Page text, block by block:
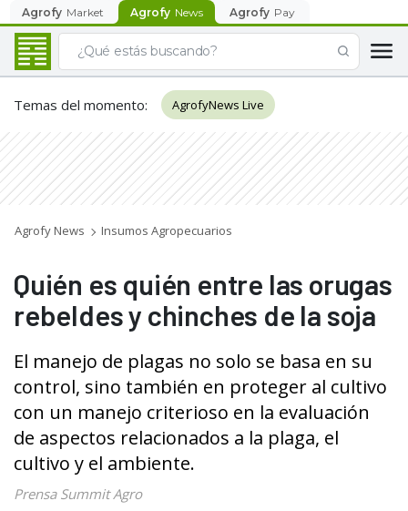
Agrofy Market Agrofy News Agrofy Pay
Temas del momento: AgrofyNews Live
Agrofy News Insumos Agropecuarios
Quién es quién entre las orugas
rebeldes y chinches de la soja
El manejo de plagas no solo se basa en su
control, sino también en proteger al cultivo
con un manejo criterioso en la evaluación
de aspectos relacionados a la plaga, el
cultivo y el ambiente.
Prensa Summit Agro